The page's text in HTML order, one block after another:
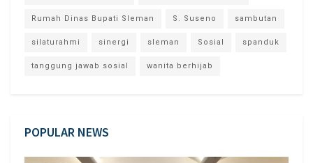
Rumah Dinas Bupati Sleman S. Suseno sambutan
silaturahmi sinergi sleman Sosial spanduk
tanggung jawab sosial wanita berhijab
POPULAR NEWS